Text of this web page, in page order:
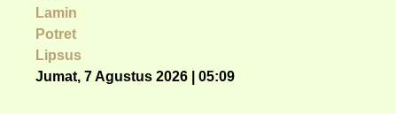
Lamin
Potret
Lipsus
Jumat, 7 Agustus 2026 | 05:09